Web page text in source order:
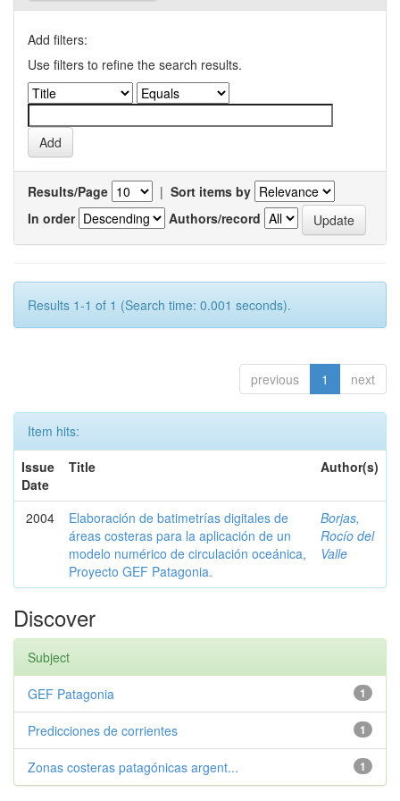
Add filters:
Use filters to refine the search results.
Results/Page | Sort items by
In order
Authors/record
Results 1-1 of 1 (Search time: 0.001 seconds).
previous 1 next
Item hits:
Issue
Date
Title Author(s)
2004
Elaboración de batimetrías digitales de
áreas costeras para la aplicación de un
modelo numérico de circulación oceánica,
Proyecto GEF Patagonia.
Borjas,
Rocío del
Valle
Discover
Subject
1
GEF Patagonia
1
Predicciones de corrientes
1
Zonas costeras patagónicas argent...